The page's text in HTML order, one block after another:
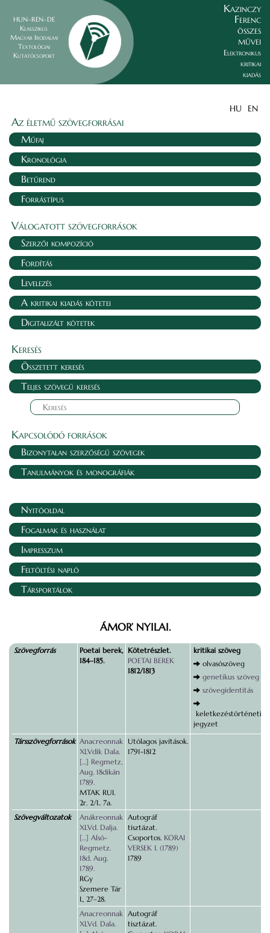
HUN–REN–DE
Klasszikus
Magyar Irodalmi
Textológiai
Kutatócsoport
Kazinczy
Ferenc
összes
művei
Elektronikus
kritikai
kiadás
HU EN
Az életmű szövegforrásai
Műfaj
Kronológia
Betűrend
Forrástípus
Válogatott szövegforrások
Szerzői kompozíció
Fordítás
Levelezés
A kritikai kiadás kötetei
Digitalizált kötetek
Keresés
Összetett keresés
Teljes szövegű keresés
Kapcsolódó források
Bizonytalan szerzőségű szövegek
Tanulmányok és monográfiák
Nyitóoldal
Fogalmak és használat
Impresszum
Feltöltési napló
Társportálok
ÁMOR’ NYILAI.
Szövegforrás
Poetai berek,
184–185.
Kötetrészlet.
POETAI BEREK
1812/1813
kritikai szöveg
olvasószöveg
genetikus szöveg
szövegidentitás
keletkezéstörténeti
jegyzet
Társszövegforrások Anacreonnak
XLVdik Dala.
[…] Regmetz,
Aug. 18dikán
1789.
MTAK RUI.
2r. 2/I.. 7a.
Utólagos javítások.
1791-1812
Szövegváltozatok
Anákreonnak
XLVd. Dalja.
[…] Alsó-
Regmetz.
18d. Aug.
1789.
RGy
Szemere Tár
I., 27–28.
Autográf
tisztázat.
Csoportos. KORAI
VERSEK I. (1789)
1789
Anacreonnak
XLVd. Dala.
Autográf
tisztázat.